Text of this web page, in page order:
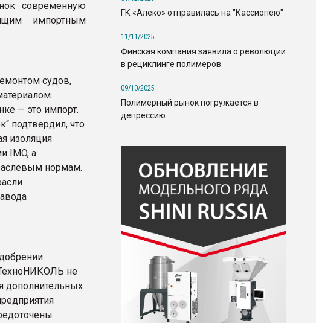
современную
импортным
судов,
— это импорт.
подтвердил, что
изоляция
IMO, а
нормам.
не
дополнительных
ГК «Алеко» отправилась на "Кассиопею"
11/11/2025
Финская компания заявила о революции
в рециклинге полимеров
09/10/2025
Полимерный рынок погружается в
депрессию